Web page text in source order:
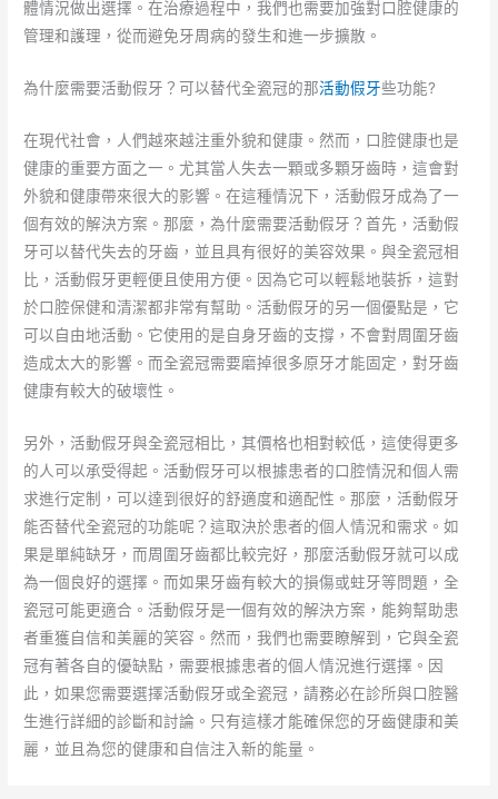
體情況做出選擇。在治療過程中，我們也需要加強對口腔健康的
管理和護理，從而避免牙周病的發生和進一步擴散。
為什麼需要活動假牙？可以替代全瓷冠的那活動假牙些功能?
在現代社會，人們越來越注重外貌和健康。然而，口腔健康也是
健康的重要方面之一。尤其當人失去一顆或多顆牙齒時，這會對
外貌和健康帶來很大的影響。在這種情況下，活動假牙成為了一
個有效的解決方案。那麼，為什麼需要活動假牙？首先，活動假
牙可以替代失去的牙齒，並且具有很好的美容效果。與全瓷冠相
比，活動假牙更輕便且使用方便。因為它可以輕鬆地裝拆，這對
於口腔保健和清潔都非常有幫助。活動假牙的另一個優點是，它
可以自由地活動。它使用的是自身牙齒的支撐，不會對周圍牙齒
造成太大的影響。而全瓷冠需要磨掉很多原牙才能固定，對牙齒
健康有較大的破壞性。
另外，活動假牙與全瓷冠相比，其價格也相對較低，這使得更多
的人可以承受得起。活動假牙可以根據患者的口腔情況和個人需
求進行定制，可以達到很好的舒適度和適配性。那麼，活動假牙
能否替代全瓷冠的功能呢？這取決於患者的個人情況和需求。如
果是單純缺牙，而周圍牙齒都比較完好，那麼活動假牙就可以成
為一個良好的選擇。而如果牙齒有較大的損傷或蛀牙等問題，全
瓷冠可能更適合。活動假牙是一個有效的解決方案，能夠幫助患
者重獲自信和美麗的笑容。然而，我們也需要瞭解到，它與全瓷
冠有著各自的優缺點，需要根據患者的個人情況進行選擇。因
此，如果您需要選擇活動假牙或全瓷冠，請務必在診所與口腔醫
生進行詳細的診斷和討論。只有這樣才能確保您的牙齒健康和美
麗，並且為您的健康和自信注入新的能量。